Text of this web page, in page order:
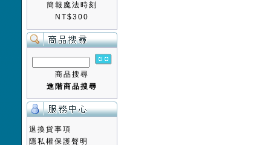
簡報魔法時刻
NT$300
商品搜尋
進階商品搜尋
退換貨事項
隱私權保護聲明